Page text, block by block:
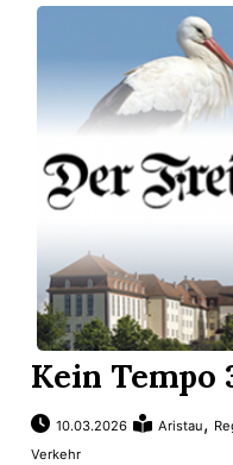
Kein
10.03.2026 Aristau,
Verkehr